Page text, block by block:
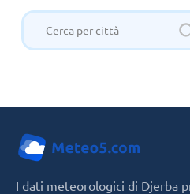
I dati meteorologici di Djerba